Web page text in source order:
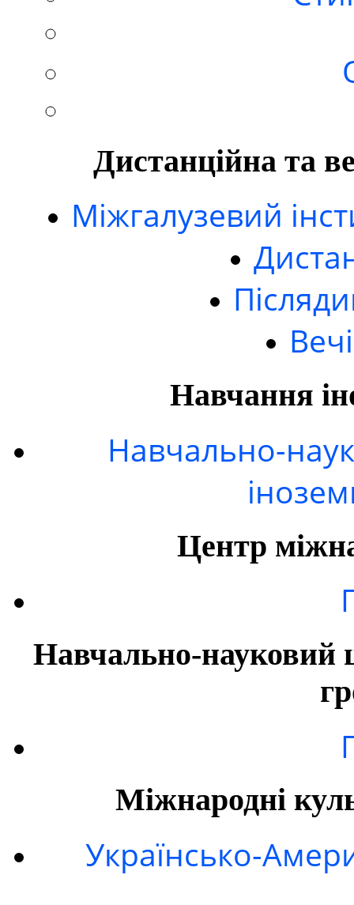
Дистанційна та
Міжгалузевий
Навчання
Навчально-
Центр
Навчально-науковий
Міжнародні
Українсько-